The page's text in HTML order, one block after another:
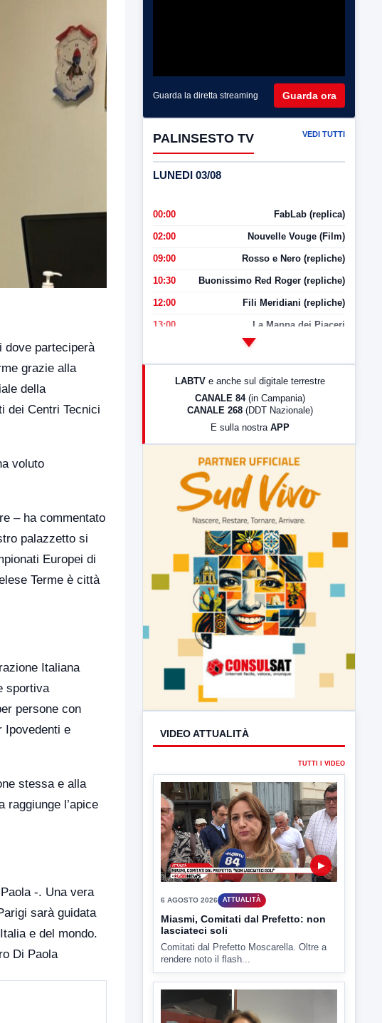
dove parteciperà
grazie alla
della
dei Centri Tecnici
voluto
– ha commentato
palazzetto si
Europei di
Terme è città
Italiana
sportiva
persone con
Ipovedenti e
stessa e alla
l’apice
-. Una vera
sarà guidata
e del mondo.
Di Paola
Guarda la diretta streaming Guarda ora
PALINSESTO TV VEDI TUTTI
LUNEDI 03/08
00:00 FabLab (replica)
02:00 Nouvelle Vouge (Film)
09:00 Rosso e Nero (repliche)
10:30 Buonissimo Red Roger (repliche)
12:00 Fili Meridiani (repliche)
13:00 La Mappa dei Piaceri
LabNews (Diretta)
LabNews (replica)
LABTV e anche sul digitale terrestre
CANALE 84 (in Campania)
CANALE 268 (DDT Nazionale)
E sulla nostra APP
VIDEO ATTUALITÀ
TUTTI I VIDEO
▶
6 AGOSTO 2026 ATTUALITÀ
Miasmi, Comitati dal Prefetto: non
lasciateci soli
Comitati dal Prefetto Moscarella. Oltre a
rendere noto il flash...